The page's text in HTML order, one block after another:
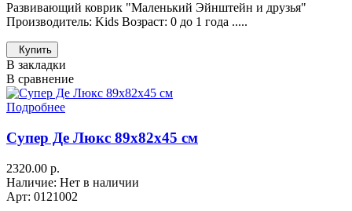
Развивающий коврик "Маленький Эйнштейн и друзья"
Производитель: Kids Возраст: 0 до 1 года .....
Купить
В закладки
В сравнение
Подробнее
Супер Де Люкс 89х82х45 см
2320.00 р.
Наличие: Нет в наличии
Арт: 0121002